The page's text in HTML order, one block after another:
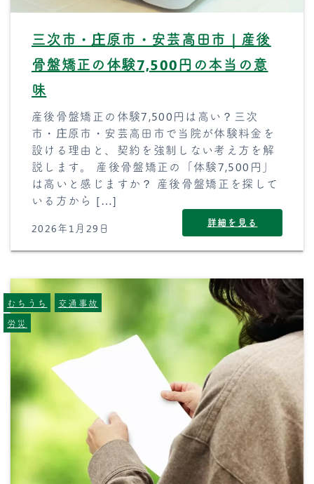
三次市・庄原市・安芸高田市｜産後
骨盤矯正の体験7,500円の本当の意
味
産後骨盤矯正の体験7,500円は高い？三次
市・庄原市・安芸高田市で当院が体験料金を
設ける理由と、契約を強制しない考え方を解
説します。 産後骨盤矯正の「体験7,500円」
は高いと感じますか？ 産後骨盤矯正を探して
いる方から […]
2026年1月29日 詳細を見る
むちうち
交通事故
労災